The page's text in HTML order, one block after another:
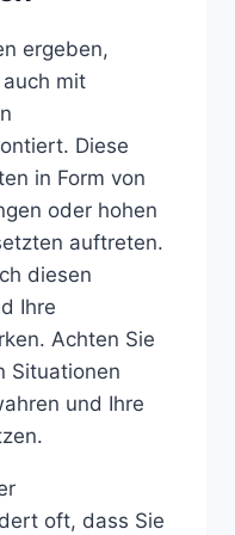
ergeben,
mit
Diese
in Form von
oder hohen
auftreten.
diesen
Ihre
Achten Sie
Situationen
und Ihre
oft, dass Sie